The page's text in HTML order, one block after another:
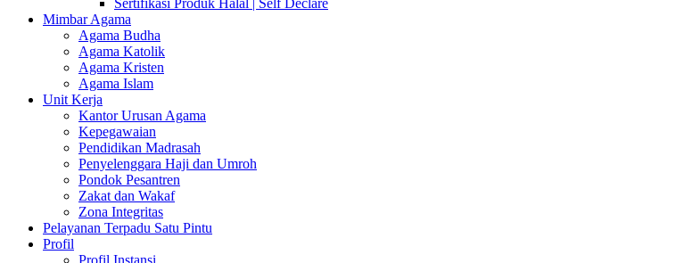
Sertifikasi Produk Halal | Self Declare
Mimbar Agama
Agama Budha
Agama Katolik
Agama Kristen
Agama Islam
Unit Kerja
Kantor Urusan Agama
Kepegawaian
Pendidikan Madrasah
Penyelenggara Haji dan Umroh
Pondok Pesantren
Zakat dan Wakaf
Zona Integritas
Pelayanan Terpadu Satu Pintu
Profil
Profil Instansi